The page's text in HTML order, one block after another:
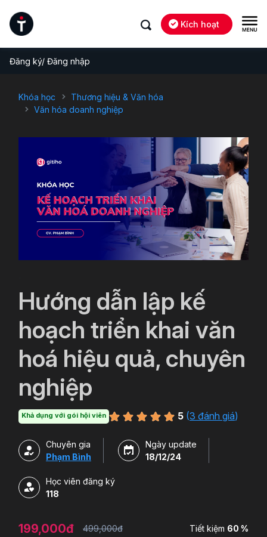
Kích hoạt
Đăng ký/ Đăng nhập
Khóa học
Thương hiệu & Văn hóa
Văn hóa doanh nghiệp
Hướng dẫn lập kế
hoạch triển khai văn
hoá hiệu quả, chuyên
nghiệp
Khả dụng với gói hội viên 5 (3 đánh giá)
Chuyên gia
Phạm Bình
Ngày update
18/12/24
Học viên đăng ký
118
199,000đ 499,000đ Tiết kiệm 60 %